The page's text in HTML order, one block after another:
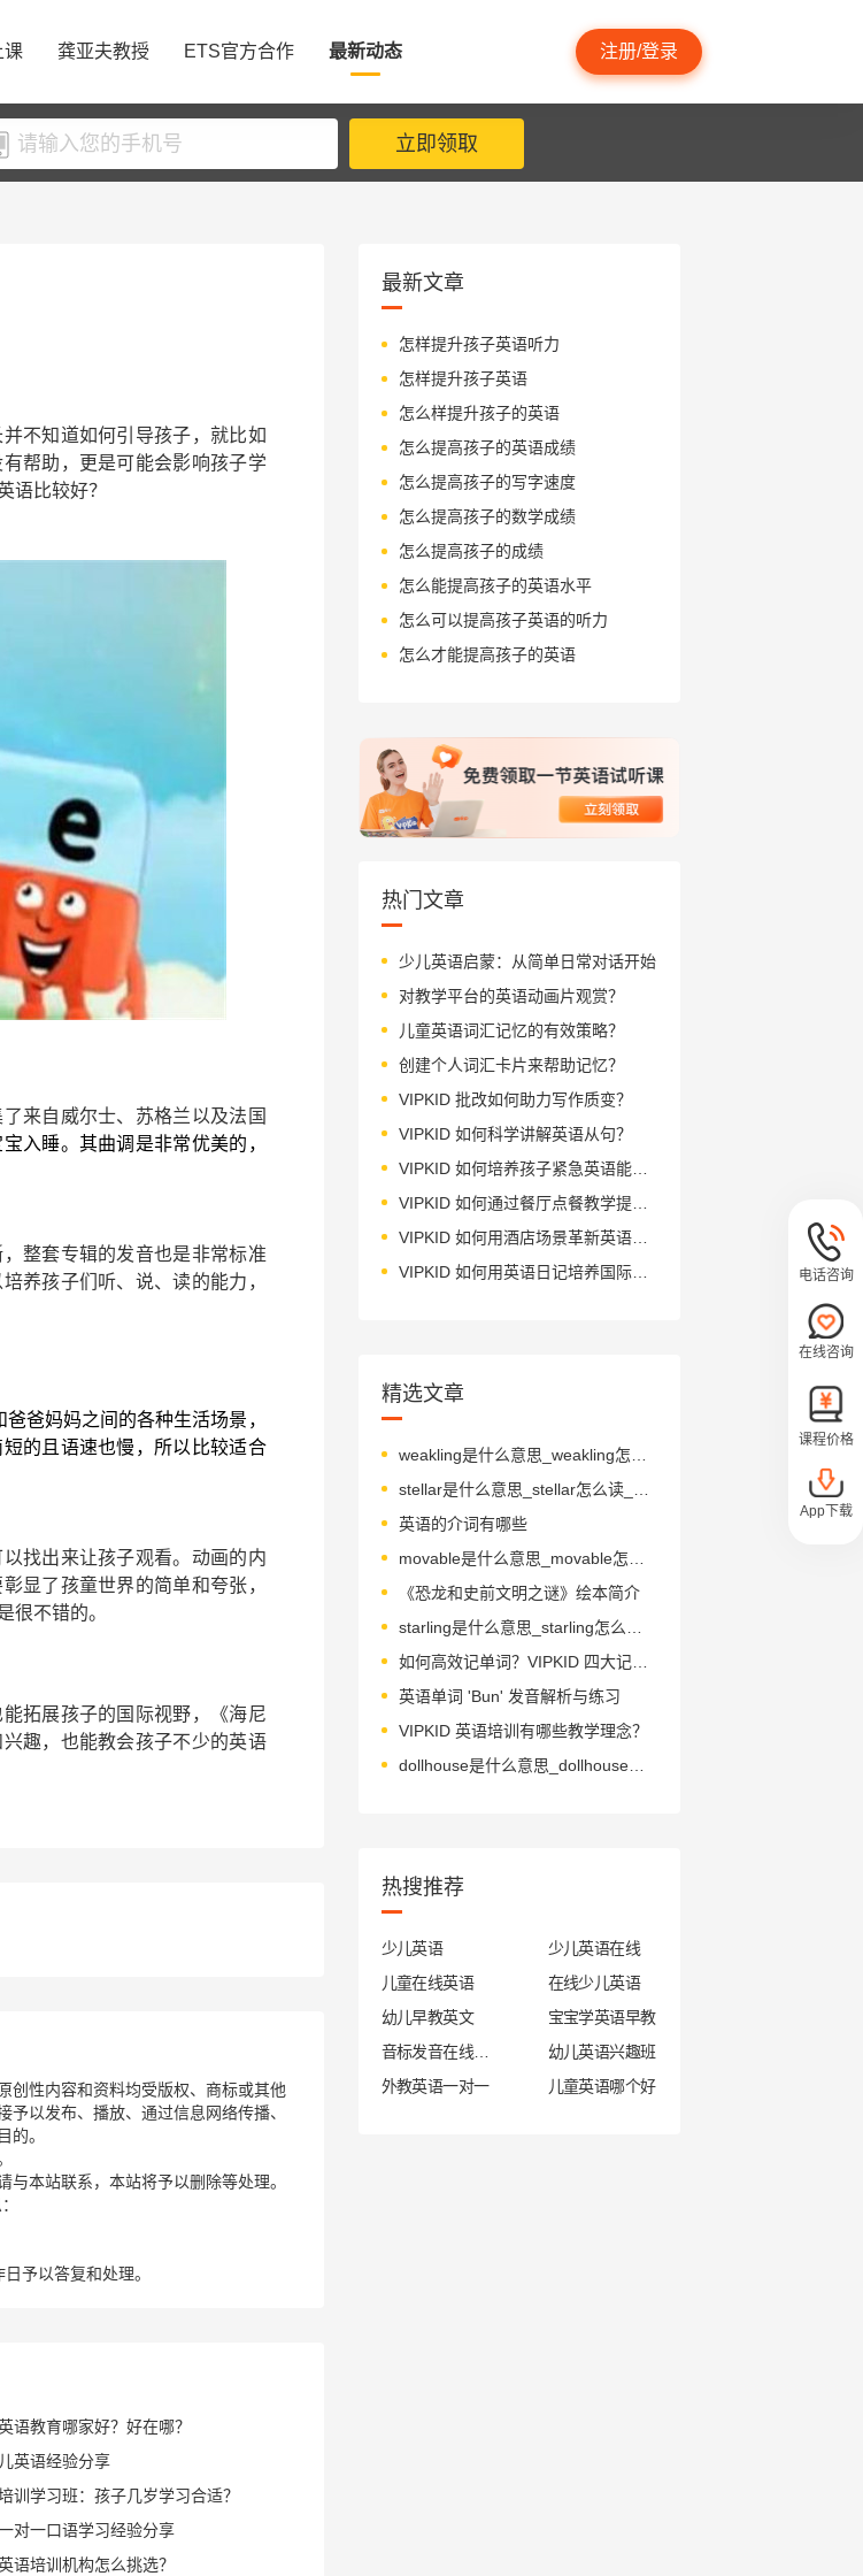
课 龚亚夫教授 ETS官方合作 最新动态 注册/登录
立即领取
不知道如何引导孩子，就比如
帮助，更是可能会影响孩子学
语比较好？
来自威尔士、苏格兰以及法国
入睡。其曲调是非常优美的，
整套专辑的发音也是非常标准
养孩子们听、说、读的能力，
爸爸妈妈之间的各种生活场景，
的且语速也慢，所以比较适合
找出来让孩子观看。动画的内
显了孩童世界的简单和夸张，
很不错的。
拓展孩子的国际视野，《海尼
趣，也能教会孩子不少的英语
创性内容和资料均受版权、商标或其他
以发布、播放、通过信息网络传播、
的。
本站联系，本站将予以删除等处理。
予以答复和处理。
语教育哪家好？好在哪？
英语经验分享
训学习班：孩子几岁学习合适？
对一口语学习经验分享
语培训机构怎么挑选？
最新文章
怎样提升孩子英语听力
怎样提升孩子英语
怎么样提升孩子的英语
怎么提高孩子的英语成绩
怎么提高孩子的写字速度
怎么提高孩子的数学成绩
怎么提高孩子的成绩
怎么能提高孩子的英语水平
怎么可以提高孩子英语的听力
怎么才能提高孩子的英语
热门文章
少儿英语启蒙：从简单日常对话开始
对教学平台的英语动画片观赏？
儿童英语词汇记忆的有效策略？
创建个人词汇卡片来帮助记忆？
VIPKID 批改如何助力写作质变？
VIPKID 如何科学讲解英语从句？
VIPKID 如何培养孩子紧急英语能力？
VIPKID 如何通过餐厅点餐教学提升少儿英语应用能力？
VIPKID 如何用酒店场景革新英语教学？
VIPKID 如何用英语日记培养国际化人才？
精选文章
英语的介词有哪些
《恐龙和史前文明之谜》绘本简介
如何高效记单词？VIPKID 四大记忆法揭秘
英语单词 'Bun' 发音解析与练习
VIPKID 英语培训有哪些教学理念？
dollhouse是什么意思_dollhouse怎么读_音标ˈdɒlhaʊs
热搜推荐
少儿英语
少儿英语在线
儿童在线英语
在线少儿英语
幼儿早教英文
宝宝学英语早教
幼儿英语兴趣班
外教英语一对一
儿童英语哪个好
电话咨询
在线咨询
课程价格
App下载